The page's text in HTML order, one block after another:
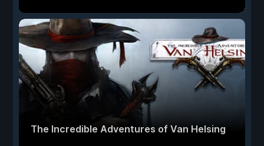
The Incredible Adventures of Van Helsing